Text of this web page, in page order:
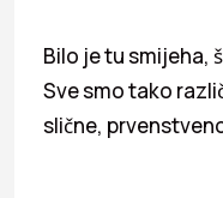
Bilo je tu smijeha,
Sve smo tako
slične,